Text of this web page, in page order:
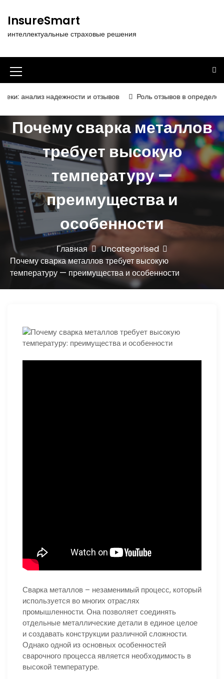
т
к
д
ж
м
о
м
InsureSmart
интеллектуальные страховые решения
И
к
о
н
к
а
м
е
н
ю
надежности и отзывов Роль отзывов в определении
Почему сварка металлов
требует высокую
температуру —
преимущества и
особенности
Главная
Uncategorised
Почему сварка металлов требует высокую
температуру — преимущества и особенности
Сварка металлов – незаменимый процесс, который
используется во многих отраслях
промышленности. Она позволяет соединять
отдельные металлические детали в единое целое
и создавать конструкции различной сложности.
Однако одной из основных особенностей
сварочного процесса является необходимость в
высокой температуре.
l